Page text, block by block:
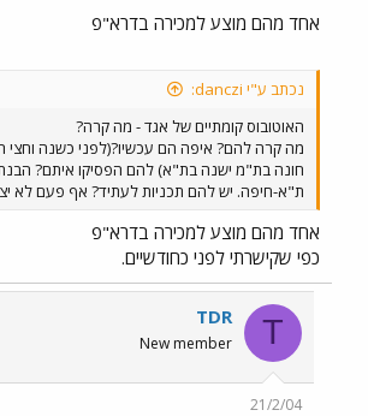
אחד מהם מוצע למכירה בדרא"פ
נכתב ע"י danczi:
האוטובוס קומתיים של אגד - מה קרה?
מה קרה להם? איפה הם עכשיו?(לפני כשנה וחצי
חונה בת"מ ישנה בת"א) להם הפסיקו איתם?
ת"א-חיפה. יש להם תכניות לעתיד? אף פעם לא
אחד מהם מוצע למכירה בדרא"פ
כפי שקישרתי לפני כחודשיים.
T
TDR
New member
21/2/04